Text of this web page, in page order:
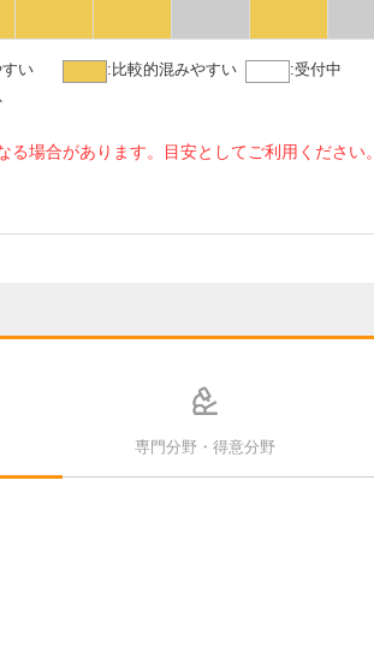
い : 比較的混みやすい :受付中
場合があります。目安としてご利用ください。
専門分野・得意分野